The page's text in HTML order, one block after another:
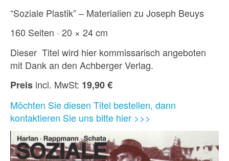
“Soziale Plastik” – Materialien zu Joseph Beuys
160 Seiten · 20 × 24 cm
Dieser Titel wird hier kommissarisch angeboten
mit Dank an den Achberger Verlag.
Preis incl. MwSt: 19,90 €
Möchten Sie diesen Titel bestellen, dann
kontaktieren Sie uns bitte hier >>>